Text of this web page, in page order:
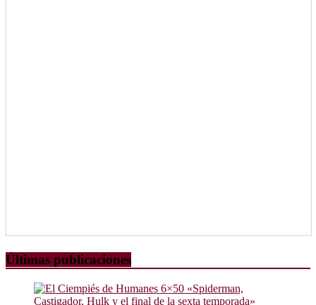
Últimas publicaciones